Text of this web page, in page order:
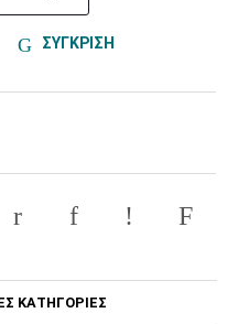
ΣΥΓΚΡΙΣΗ
ΚΑΤΗΓΟΡΙΕΣ